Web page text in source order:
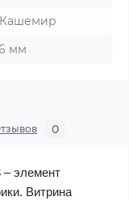
мм
0
– элемент
Витрина